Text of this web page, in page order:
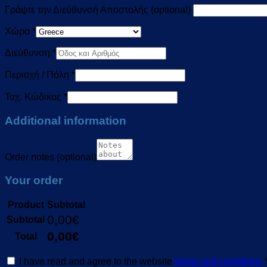
Γράψτε την Διεύθυνσή Αποστολής (optional)
Χώρα *
Διεύθυνση *
Περιοχή / Πόλη *
Ταχ. Κώδικας *
Additional information
Order notes (optional)
Your order
Product Subtotal
Subtotal 0,00€
Total 0,00€
I have read and agree to the website terms and conditions